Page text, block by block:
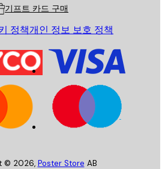
기프트 카드 구매
정책개인 정보 보호 정책
© 2026, Poster Store AB